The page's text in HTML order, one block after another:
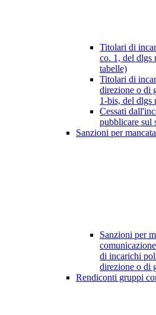
Titolari di
co. 1, del dlgs
tabelle)
Titolari di
direzione o di
1-bis, del dlgs
Cessati
pubblicare sul
Sanzioni per
Sanzioni per
di incarichi
direzione o di
Rendiconti gruppi